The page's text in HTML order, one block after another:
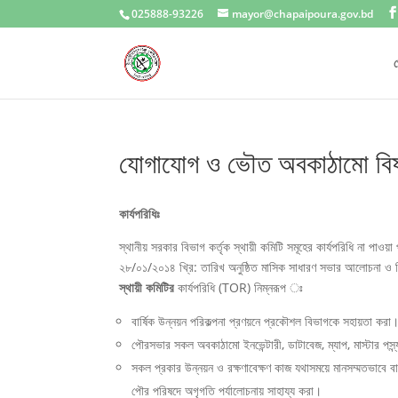
025888-93226 mayor@chapaipoura.gov.bd
যোগাযোগ ও ভৌত অবকাঠামো
কার্যপরিধিঃ
স্থানীয় সরকার বিভাগ কর্তৃক স্থায়ী কমিটি সমূহের কার্যপরিধি না
২৮/০১/২০১৪ খ্রি: তারিখ অনুষ্ঠিত মাসিক সাধারণ সভার আলোচনা ও
স্থায়ী কমিটির কার্যপরিধি (TOR) নিম্নরূপ ঃ
বার্ষিক উন্নয়ন পরিকল্পনা প্রণয়নে প্রকৌশল বিভাগকে সহায়তা করা।
পৌরসভার সকল অবকাঠামো ইনভেন্টারী, ডাটাবেজ, ম্যাপ, মাস্টার
সকল প্রকার উন্নয়ন ও রক্ষণাবেক্ষণ কাজ যথাসময়ে মানসম্মতভাবে
পৌর পরিষদে অগৃগতি পর্যালোচনায় সাহায্য করা।